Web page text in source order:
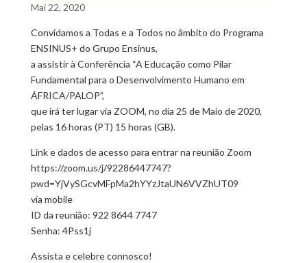
Mai 22, 2020
Convidamos a Todas e a Todos no âmbito do Programa
ENSINUS+ do Grupo Ensinus,
a assistir à Conferência “A Educação como Pilar
Fundamental para o Desenvolvimento Humano em
ÁFRICA/PALOP”,
que irá ter lugar via ZOOM, no dia 25 de Maio de 2020,
pelas 16 horas (PT) 15 horas (GB).
Link e dados de acesso para entrar na reunião Zoom
https://zoom.us/j/92286447747?
pwd=YjVySGcvMFpMa2hYYzJtaUN6VVZhUT09
via mobile
ID da reunião: 922 8644 7747
Senha: 4Pss1j
Assista e celebre connosco!